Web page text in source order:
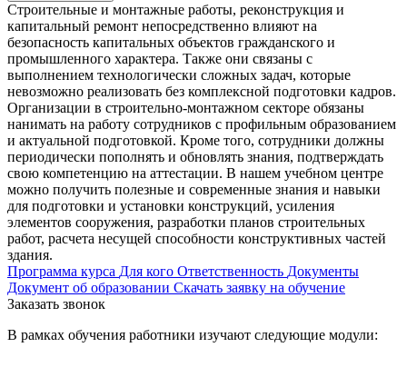
Строительные и монтажные работы, реконструкция и
капитальный ремонт непосредственно влияют на
безопасность капитальных объектов гражданского и
промышленного характера. Также они связаны с
выполнением технологически сложных задач, которые
невозможно реализовать без комплексной подготовки кадров.
Организации в строительно-монтажном секторе обязаны
нанимать на работу сотрудников с профильным образованием
и актуальной подготовкой. Кроме того, сотрудники должны
периодически пополнять и обновлять знания, подтверждать
свою компетенцию на аттестации. В нашем учебном центре
можно получить полезные и современные знания и навыки
для подготовки и установки конструкций, усиления
элементов сооружения, разработки планов строительных
работ, расчета несущей способности конструктивных частей
здания.
Программа курса Для кого Ответственность Документы
Документ об образовании Скачать заявку на обучение
Заказать звонок
В рамках обучения работники изучают следующие модули: